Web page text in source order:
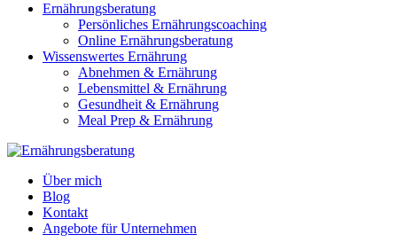
Ernährungsberatung
Persönliches Ernährungscoaching
Online Ernährungsberatung
Wissenswertes Ernährung
Abnehmen & Ernährung
Lebensmittel & Ernährung
Gesundheit & Ernährung
Meal Prep & Ernährung
Über mich
Blog
Kontakt
Angebote für Unternehmen